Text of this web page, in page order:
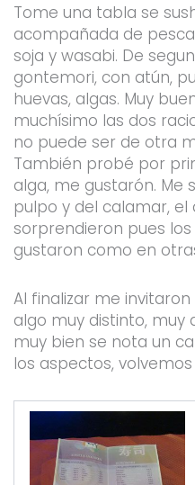
Tome una tabla se
acompañada de
soja y wasabi. De
gontemori, con atún,
huevas, algas. Muy
muchísimo las dos
no puede ser de otra
También probé por
alga, me gustarón. Me
pulpo y del calamar,
sorprendieron pues
gustaron como en
Al finalizar me
algo muy distinto, muy
muy bien se nota un
los aspectos,